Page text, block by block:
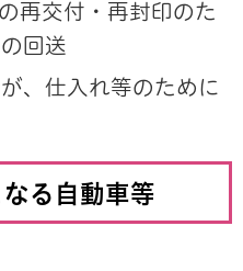
再交付・再封印のた
回送
、仕入れ等のために
る自動車等